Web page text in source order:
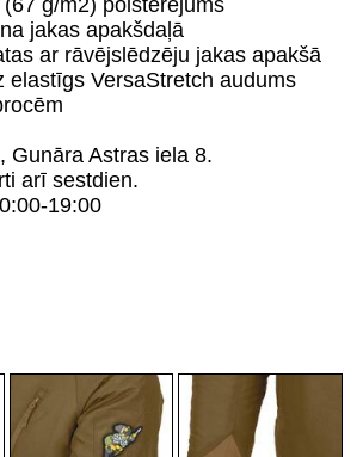
g/m2) polsterējums
jakas apakšdaļā
ar rāvējslēdzēju jakas apakšā
elastīgs VersaStretch audums
Gunāra Astras iela 8.
arī sestdien.
19:00